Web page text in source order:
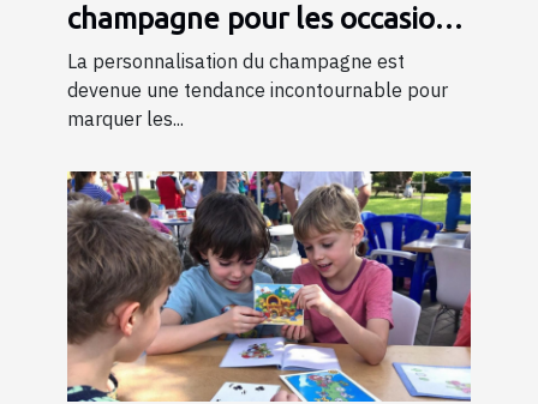
champagne pour les occasions
spéciales ?
La personnalisation du champagne est
devenue une tendance incontournable pour
marquer les...